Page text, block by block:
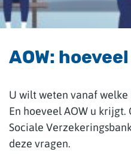
AOW:
U wilt weten vanaf
En hoeveel AOW u krijgt.
Sociale
deze vragen.